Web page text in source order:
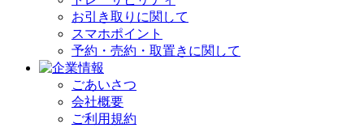
お引き取りに関して
スマホポイント
予約・売約・取置きに関して
ごあいさつ
会社概要
ご利用規約